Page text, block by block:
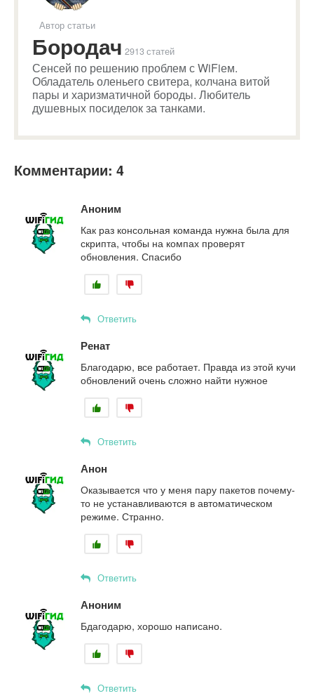
Автор статьи
Бородач 2913 статей
Сенсей по решению проблем с WiFiем.
Обладатель оленьего свитера, колчана витой
пары и харизматичной бороды. Любитель
душевных посиделок за танками.
Комментарии: 4
Аноним
Как раз консольная команда нужна была для
скрипта, чтобы на компах проверят
обновления. Спасибо
Ответить
Ренат
Благодарю, все работает. Правда из этой кучи
обновлений очень сложно найти нужное
Ответить
Анон
Оказывается что у меня пару пакетов почему-
то не устанавливаются в автоматическом
режиме. Странно.
Ответить
Аноним
Бдагодарю, хорошо написано.
Ответить